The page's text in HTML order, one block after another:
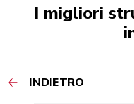
I migliori
INDIETRO